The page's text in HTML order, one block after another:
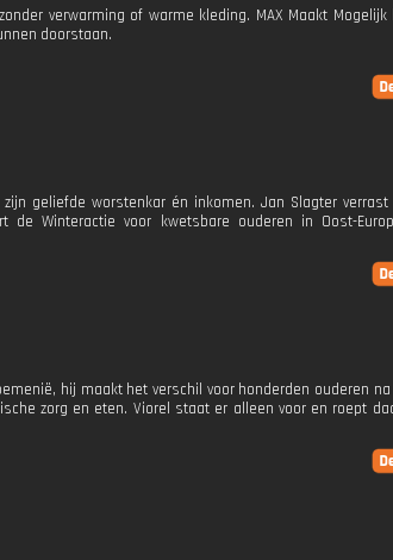
verwarming of warme kleding. MAX Maakt Mogelijk
doorstaan.
geliefde worstenkar én inkomen. Jan Slagter
Winteractie voor kwetsbare ouderen in Oost-
hij maakt het verschil voor honderden ouderen
zorg en eten. Viorel staat er alleen voor en roept